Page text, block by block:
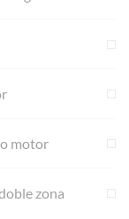
motor
zona